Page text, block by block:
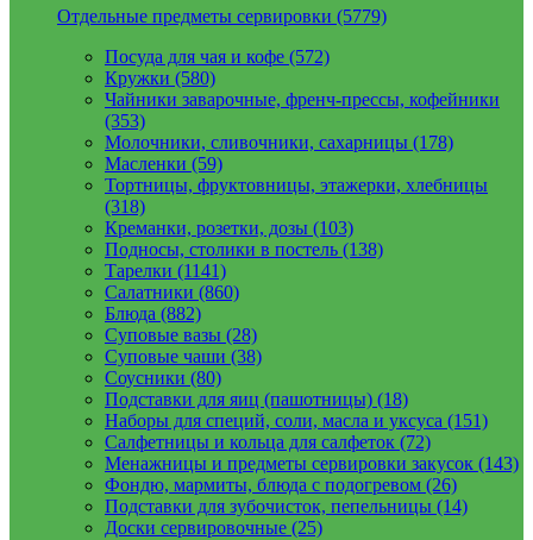
Отдельные предметы сервировки (5779)
Посуда для чая и кофе (572)
Кружки (580)
Чайники заварочные, френч-прессы, кофейники
(353)
Молочники, сливочники, сахарницы (178)
Масленки (59)
Тортницы, фруктовницы, этажерки, хлебницы
(318)
Креманки, розетки, дозы (103)
Подносы, столики в постель (138)
Тарелки (1141)
Салатники (860)
Блюда (882)
Суповые вазы (28)
Суповые чаши (38)
Соусники (80)
Подставки для яиц (пашотницы) (18)
Наборы для специй, соли, масла и уксуса (151)
Салфетницы и кольца для салфеток (72)
Менажницы и предметы сервировки закусок (143)
Фондю, мармиты, блюда с подогревом (26)
Подставки для зубочисток, пепельницы (14)
Доски сервировочные (25)